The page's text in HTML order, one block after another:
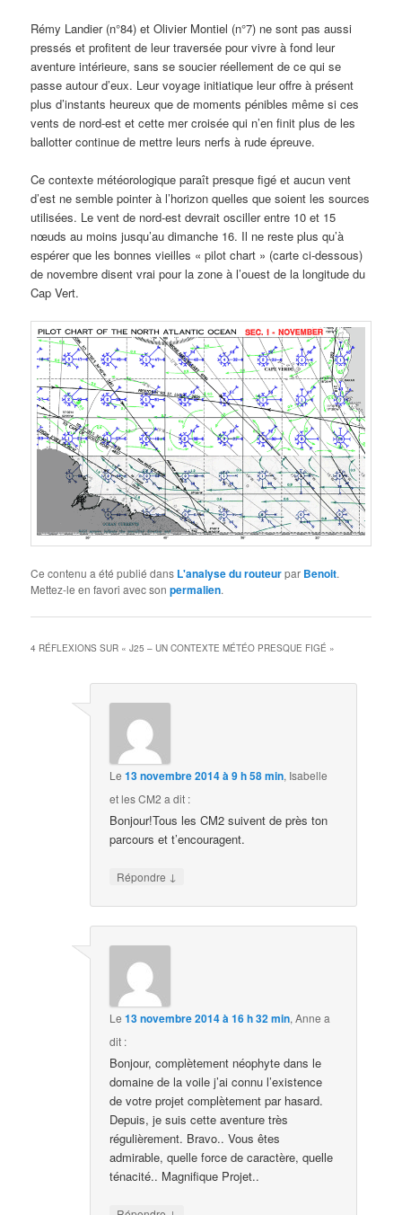
Rémy Landier (n°84) et Olivier Montiel (n°7) ne sont pas aussi
pressés et profitent de leur traversée pour vivre à fond leur
aventure intérieure, sans se soucier réellement de ce qui se
passe autour d’eux. Leur voyage initiatique leur offre à présent
plus d’instants heureux que de moments pénibles même si ces
vents de nord-est et cette mer croisée qui n’en finit plus de les
ballotter continue de mettre leurs nerfs à rude épreuve.
Ce contexte météorologique paraît presque figé et aucun vent
d’est ne semble pointer à l’horizon quelles que soient les sources
utilisées. Le vent de nord-est devrait osciller entre 10 et 15
nœuds au moins jusqu’au dimanche 16. Il ne reste plus qu’à
espérer que les bonnes vieilles « pilot chart » (carte ci-dessous)
de novembre disent vrai pour la zone à l’ouest de la longitude du
Cap Vert.
Ce contenu a été publié dans L'analyse du routeurpar Benoit.
Mettez-le en favori avec sonpermalien.
4 RÉFLEXIONS SUR «J25 – UN CONTEXTE MÉTÉO PRESQUE FIGÉ »
Le13 novembre 2014 à 9 h 58 min, Isabelle
et les CM2 a dit :
Bonjour!Tous les CM2 suivent de près ton
parcours et t’encouragent.
Répondre ↓
Le13 novembre 2014 à 16 h 32 min,Anne a
dit :
Bonjour, complètement néophyte dans le
domaine de la voile j’ai connu l’existence
de votre projet complètement par hasard.
Depuis, je suis cette aventure très
régulièrement. Bravo.. Vous êtes
admirable, quelle force de caractère, quelle
ténacité.. Magnifique Projet..